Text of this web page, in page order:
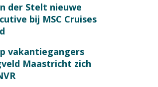
der Stelt nieuwe
bij MSC Cruises
vakantiegangers
Maastricht zich